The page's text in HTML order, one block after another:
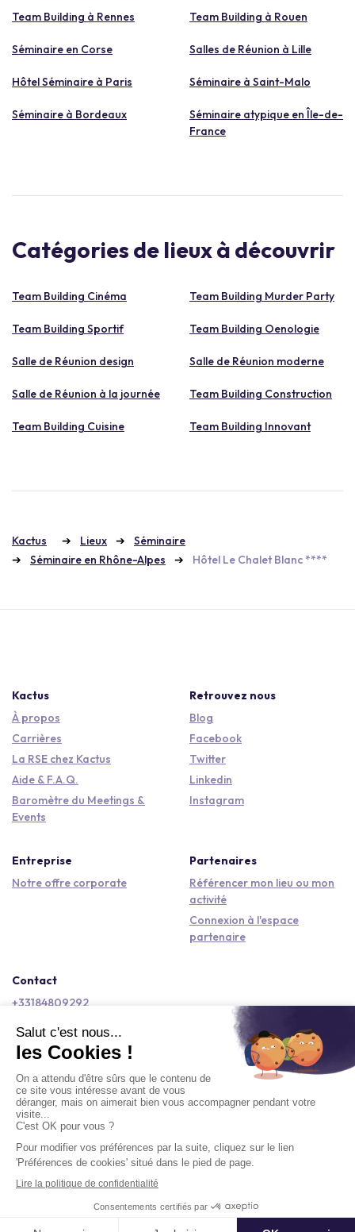
Team Building à Rennes Team Building à Rouen
Séminaire en Corse Salles de Réunion à Lille
Hôtel Séminaire à Paris Séminaire à Saint-Malo
Séminaire à Bordeaux
Séminaire atypique en Île-de-
France
Catégories de lieux à découvrir
Team Building Cinéma Team Building Murder Party
Team Building Sportif Team Building Oenologie
Salle de Réunion design Salle de Réunion moderne
Salle de Réunion à la journée Team Building Construction
Team Building Cuisine Team Building Innovant
Kactus Lieux
Séminaire
Séminaire en Rhône-Alpes
Hôtel Le Chalet Blanc ****
Kactus
À propos
Carrières
La RSE chez Kactus
Aide & F.A.Q.
Baromètre du Meetings &
Events
Retrouvez nous
Blog
Facebook
Twitter
Linkedin
Instagram
Entreprise
Notre offre corporate
Partenaires
Référencer mon lieu ou mon
activité
Connexion à l'espace
partenaire
Contact
+33184809292
Copyright © 2026 Kactus Tous droits réservés
Conditions générales d'utilisation
Mentions légales
Signaler un contenu